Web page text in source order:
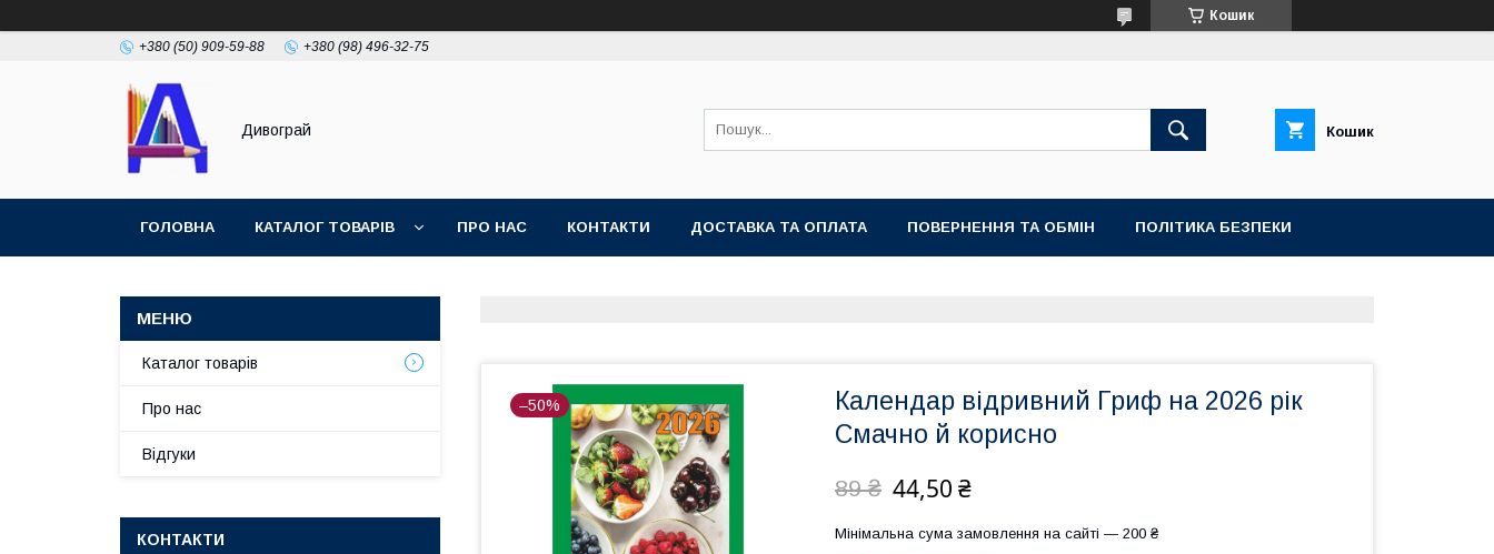
Кошик
+380 (50) 909-59-88 +380 (98) 496-32-75
Дивограй Кошик
ГОЛОВНА КАТАЛОГ ТОВАРІВ ПРО НАС КОНТАКТИ ДОСТАВКА ТА ОПЛАТА ПОВЕРНЕННЯ ТА ОБМІН ПОЛІТИКА БЕЗПЕКИ
–50%
Календар відривний Гриф на 2026 рік
Смачно й корисно
89 ₴ 44,50 ₴
Мінімальна сума замовлення на сайті — 200 ₴
Каталог товарів
Про нас
Відгуки
КОНТАКТИ